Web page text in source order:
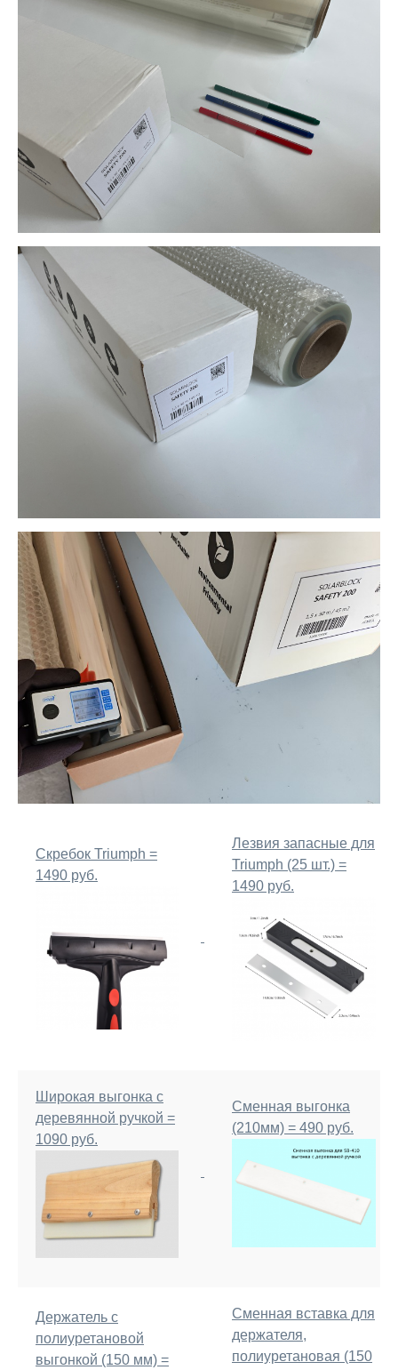
Скребок Triumph =
1490 руб.
Лезвия запасные для
Triumph (25 шт.) =
1490 руб.
Широкая выгонка с
деревянной ручкой =
1090 руб.
Сменная выгонка
(210мм) = 490 руб.
Держатель с
полиуретановой
выгонкой (150 мм) =
Сменная вставка для
держателя,
полиуретановая (150